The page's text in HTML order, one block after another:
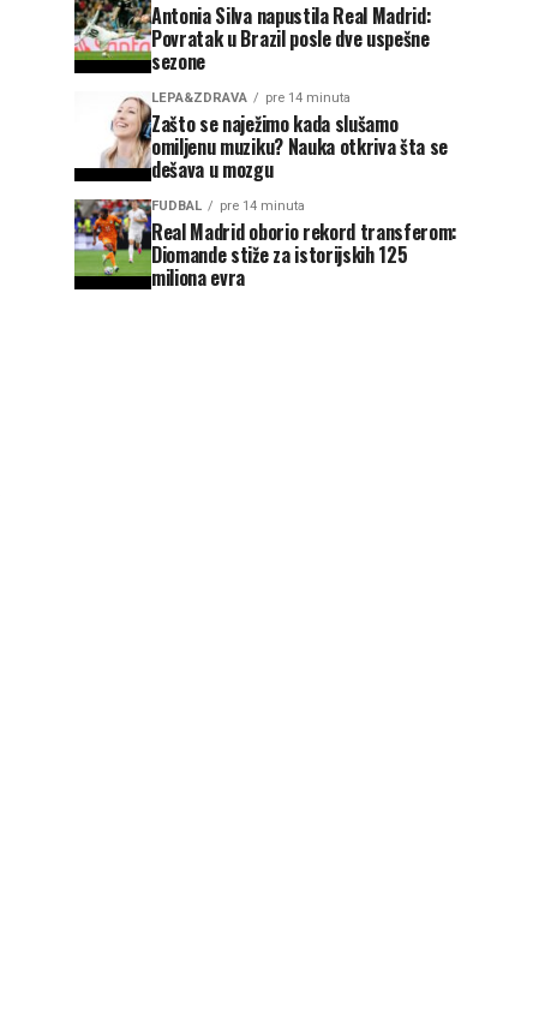
Antonia Silva napustila Real Madrid:
Povratak u Brazil posle dve uspešne
sezone
LEPA&ZDRAVA pre 14 minuta
Zašto se naježimo kada slušamo
omiljenu muziku? Nauka otkriva šta se
dešava u mozgu
FUDBAL pre 14 minuta
Real Madrid oborio rekord transferom:
Diomande stiže za istorijskih 125
miliona evra